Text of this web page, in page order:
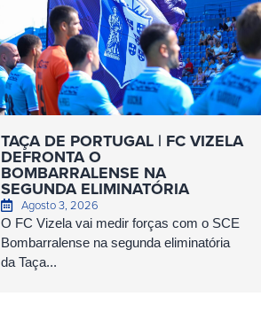
TAÇA DE PORTUGAL | FC VIZELA
DEFRONTA O
BOMBARRALENSE NA
SEGUNDA ELIMINATÓRIA
Agosto 3, 2026
O FC Vizela vai medir forças com o SCE
Bombarralense na segunda eliminatória
da Taça...